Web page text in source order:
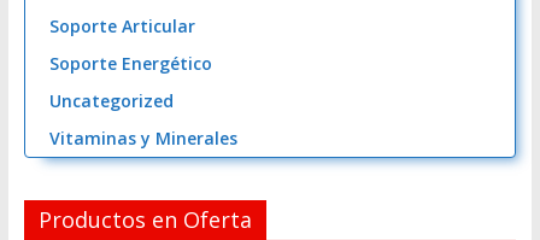
Soporte Articular
Soporte Energético
Uncategorized
Vitaminas y Minerales
Productos en Oferta